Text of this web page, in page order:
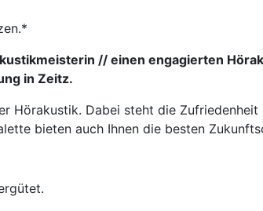
// einen engagierten
in Zeitz.
Hörakustik. Dabei steht die
bieten auch Ihnen die besten